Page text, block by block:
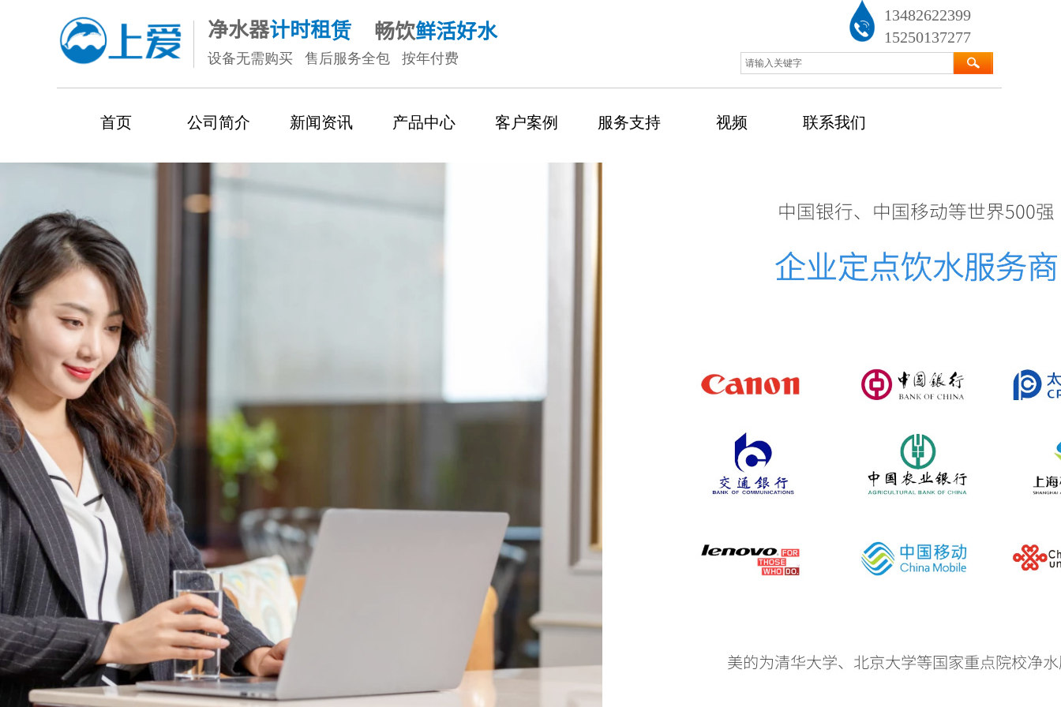
13482622399
15250137277
净水器计时租赁 畅饮鲜活好水
设备无需购买 售后服务全包 按年付费
首页 公司简介 新闻资讯 产品中心 客户案例 服务支持 视频 联系我们